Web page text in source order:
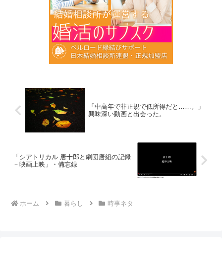
「中高年で非正規で低所得だと……。」
興味深い動画と出会った。
「シアトリカル 唐十郎と劇団唐組の記録
－映画上映」・備忘録
ホーム 暮らし 時事ネタ